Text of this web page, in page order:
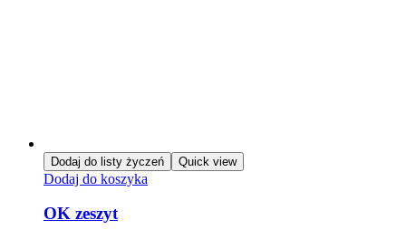
Dodaj do listy życzeń Quick view
Dodaj do koszyka
OK zeszyt